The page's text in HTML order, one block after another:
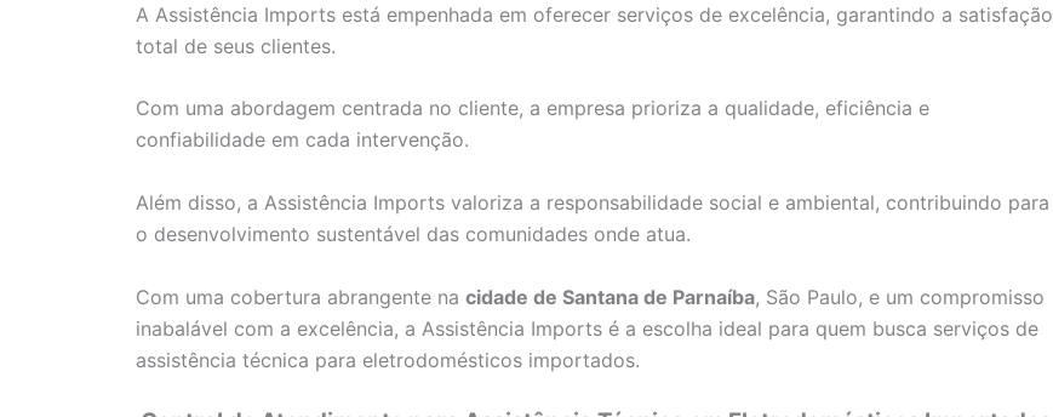
A Assistência Imports está empenhada em oferecer serviços de excelência, garantindo a satisfação
total de seus clientes.
Com uma abordagem centrada no cliente, a empresa prioriza a qualidade, eficiência e
confiabilidade em cada intervenção.
Além disso, a Assistência Imports valoriza a responsabilidade social e ambiental, contribuindo para
o desenvolvimento sustentável das comunidades onde atua.
Com uma cobertura abrangente na cidade de Santana de Parnaíba, São Paulo, e um compromisso
inabalável com a excelência, a Assistência Imports é a escolha ideal para quem busca serviços de
assistência técnica para eletrodomésticos importados.